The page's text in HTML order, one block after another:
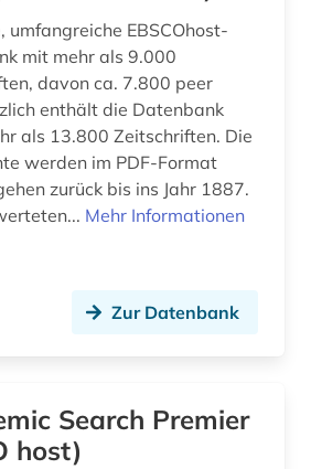
bilanzsteuerecht (1)
bilanzsteurrecht (1)
bildbearbeitung (2)
bildungschancen (2)
EBSCOhost-
mit mehr als 9.000
davon ca. 7.800 peer
enthält die Datenbank
als 13.800 Zeitschriften. Die
werden im PDF-Format
zurück bis ins Jahr 1887.
Mehr Informationen
Zur Datenbank
Search Premier
host)